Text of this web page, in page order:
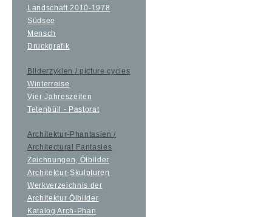
Landschaft 2010-1978
Südsee
Mensch
Druckgrafik
Bilderzyklen / picture cycles
Winterreise
Vier Jahreszeiten
Tetenbüll - Pastorat
Architektur-Phantasien /
Architectural Fantasies
Zeichnungen, Ölbilder
Architektur-Skulpturen
Werkverzeichnis der
Architektur Ölbilder
Katalog Arch-Phan